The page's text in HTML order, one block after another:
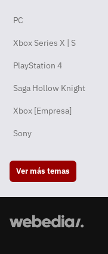
PC
Xbox Series X | S
PlayStation 4
Saga Hollow Knight
Xbox [Empresa]
Sony
Ver más temas